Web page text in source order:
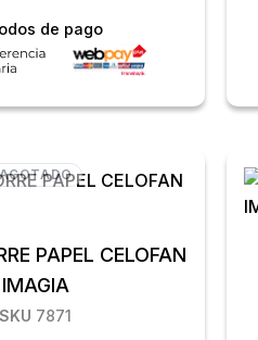
de pago
PAPEL CELOFAN
IMAGIA
SKU 7871